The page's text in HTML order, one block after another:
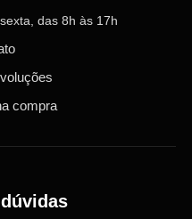
das 8h às 17h
compra